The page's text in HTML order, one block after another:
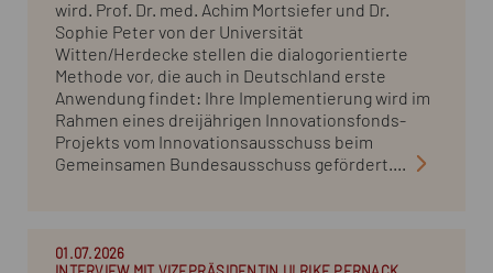
wird. Prof. Dr. med. Achim Mortsiefer und Dr.
Sophie Peter von der Universität
Witten/Herdecke stellen die dialogorientierte
Methode vor, die auch in Deutschland erste
Anwendung findet: Ihre Implementierung wird im
Rahmen eines dreijährigen Innovationsfonds-
Projekts vom Innovationsausschuss beim
Gemeinsamen Bundesausschuss gefördert....
01.07.2026